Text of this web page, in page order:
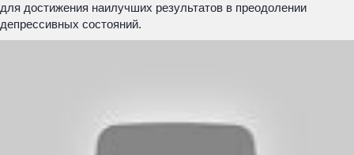
для достижения наилучших результатов в преодолении
депрессивных состояний.